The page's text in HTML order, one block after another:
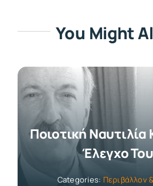
You Might
Ποιοτική
Έλεγχο
Categories: Περιβάλλον